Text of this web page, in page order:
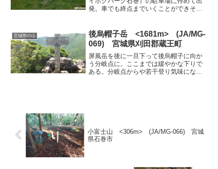
発。車でも終点までいくことができそう
とにした。ほぼ海抜０ｍからの登りとな
る。総合運動公園駐...
宮城県の山
後烏帽子岳 <1681m> (JA/MG-
069) 宮城県刈田郡蔵王町
屏風岳を後に一旦下って後烏帽子に向か
う分岐点に。ここまでは緩やかな下りで
ある。分岐点からや若干登り気味になる
小富士山 <306m> (JA/MG-066) 宮城
県石巻市